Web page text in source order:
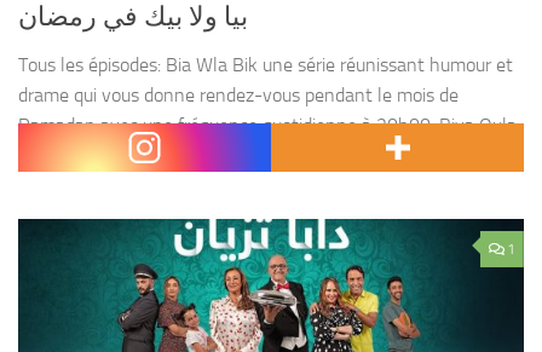
بيا ولا بيك في رمضان
Tous les épisodes: Bia Wla Bik une série réunissant humour et
drame qui vous donne rendez-vous pendant le mois de
Ramadan avec une fréquence quotidienne à 20h00. Biya Oula
Bik compte la participation de...
1